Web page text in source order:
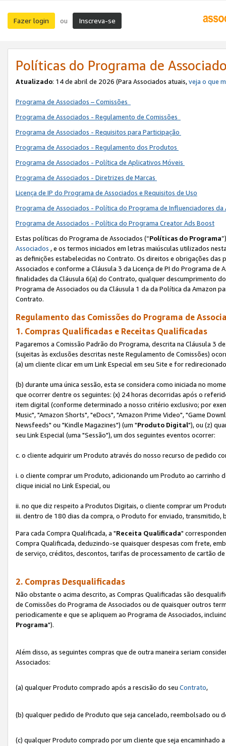
Fazer login ou Inscreva-se
Políticas do Programa de
Atualizado: 14 de abril de 2026 (Para Associados atuais,veja o que
Programa de Associados – Comissões
Programa de Associados - Regulamento de Comissões
Programa de Associados - Requisitos para Participação
Programa de Associados - Regulamento dos Produtos
Programa de Associados - Política de Aplicativos Móveis
Programa de Associados - Diretrizes de Marcas
Licença de IP do Programa de Associados e Requisitos de Uso
Programa de Associados - Política do Programa de Influenciadores
Programa de Associados - Política do Programa Creator Ads Boost
Estas políticas do Programa de Associados (“Políticas do Programa
Associados , e os termos iniciados em letras maiúsculas utilizados
as definições estabelecidas no Contrato. Os direitos e obrigações
Associados e conforme a Cláusula 3 da Licença de PI do Programa
finalidades da Cláusula 6(a) do Contrato, qualquer descumprimento
Programa de Associados ou da Cláusula 1 da da Política da Amazon
Contrato.
Regulamento das Comissões do Programa de
1. Compras Qualificadas e Receitas Qualificadas
Pagaremos a Comissão Padrão do Programa, descrita na Cláusula 3
(sujeitas às exclusões descritas neste Regulamento de Comissões)
(a) um cliente clicar em um Link Especial em seu Site e for
(b) durante uma única sessão, esta se considera como iniciada no
que ocorrer dentre os seguintes: (x) 24 horas decorridas após o
item digital (conforme determinado a nosso critério exclusivo; por
Music", "Amazon Shorts", "eDocs", "Amazon Prime Video", "Game
Newsfeeds" ou "Kindle Magazines") (um "Produto Digital"), ou (z)
seu Link Especial (uma "Sessão"), um dos seguintes eventos ocorrer:
c. o cliente adquirir um Produto através do nosso recurso de pedido
i. o cliente comprar um Produto, adicionando um Produto ao
clique inicial no Link Especial, ou
ii. no que diz respeito a Produtos Digitais, o cliente comprar um
iii. dentro de 180 dias da compra, o Produto for enviado, transmitido,
Para cada Compra Qualificada, a "Receita Qualificada"
Compra Qualificada, deduzindo-se quaisquer despesas com frete,
de serviço, créditos, descontos, tarifas de processamento de cartão
2. Compras Desqualificadas
Não obstante o acima descrito, as Compras Qualificadas são
de Comissões do Programa de Associados ou de quaisquer outros
periodicamente e que se apliquem ao Programa de Associados,
Programa").
Além disso, as seguintes compras que de outra maneira seriam
Associados:
(a) qualquer Produto comprado após a rescisão do seu Contrato,
(b) qualquer pedido de Produto que seja cancelado, reembolsado ou
(c) qualquer Produto comprado por um cliente que seja encaminhado